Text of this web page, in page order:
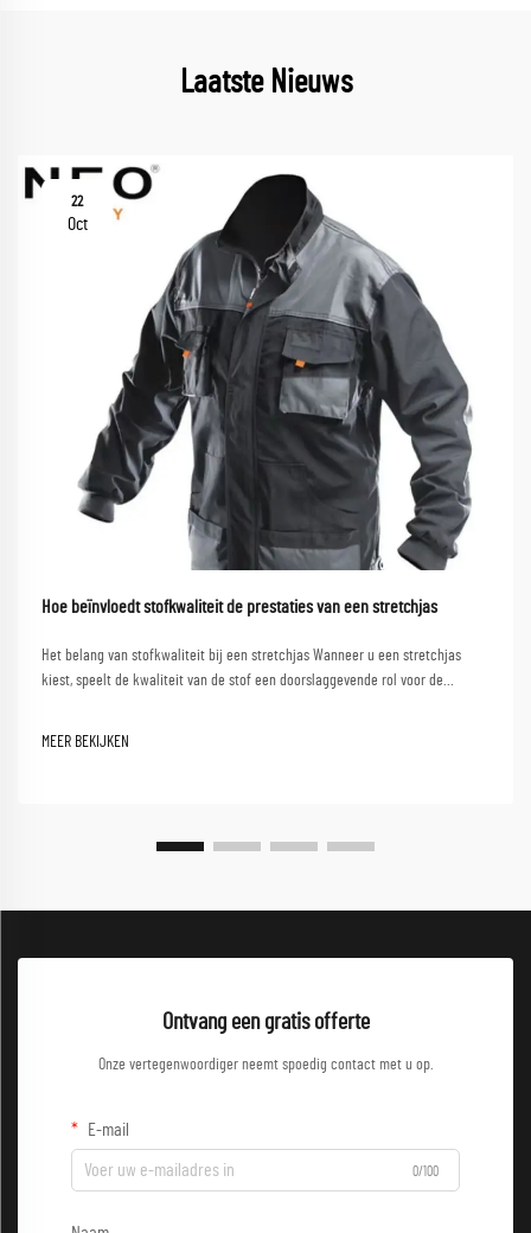
Laatste Nieuws
22
Oct
Hoe beïnvloedt stofkwaliteit de prestaties van een stretchjas
Het belang van stofkwaliteit bij een stretchjas Wanneer u een stretchjas
kiest, speelt de kwaliteit van de stof een doorslaggevende rol voor de
MEER BEKIJKEN
Ontvang een gratis offerte
Onze vertegenwoordiger neemt spoedig contact met u op.
E-mail
0/100